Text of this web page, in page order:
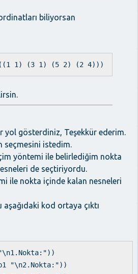
biliyorsan
1) (3 1) (5 2) (2 4)))
yol gösterdiniz, Teşekkür ederim.
seçmesini istedim.
yöntemi ile belirlediğim nokta
de seçtiriyordu.
ile nokta içinde kalan nesneleri
kod ortaya çıktı
"\n2.Nokta:"))